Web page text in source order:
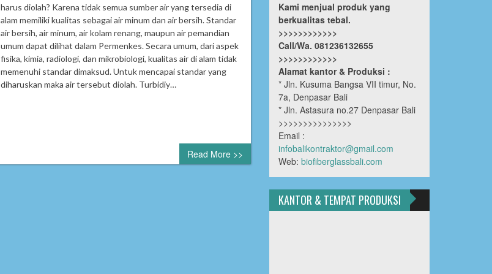
harus diolah? Karena tidak semua sumber air yang tersedia di
alam memiliki kualitas sebagai air minum dan air bersih. Standar
air bersih, air minum, air kolam renang, maupun air pemandian
umum dapat dilihat dalam Permenkes. Secara umum, dari aspek
fisika, kimia, radiologi, dan mikrobiologi, kualitas air di alam tidak
memenuhi standar dimaksud. Untuk mencapai standar yang
diharuskan maka air tersebut diolah. Turbidiy…
Read More >>
Kami menjual produk yang
berkualitas tebal.
>>>>>>>>>>>>
Call/Wa. 081236132655
>>>>>>>>>>>>
Alamat kantor & Produksi :
* Jln. Kusuma Bangsa VII timur, No.
7a, Denpasar Bali
* Jln. Astasura no.27 Denpasar Bali
>>>>>>>>>>>>>>>
Email :
infobalikontraktor@gmail.com
Web: biofiberglassbali.com
KANTOR & TEMPAT PRODUKSI